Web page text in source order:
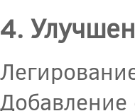
4.
Добавление